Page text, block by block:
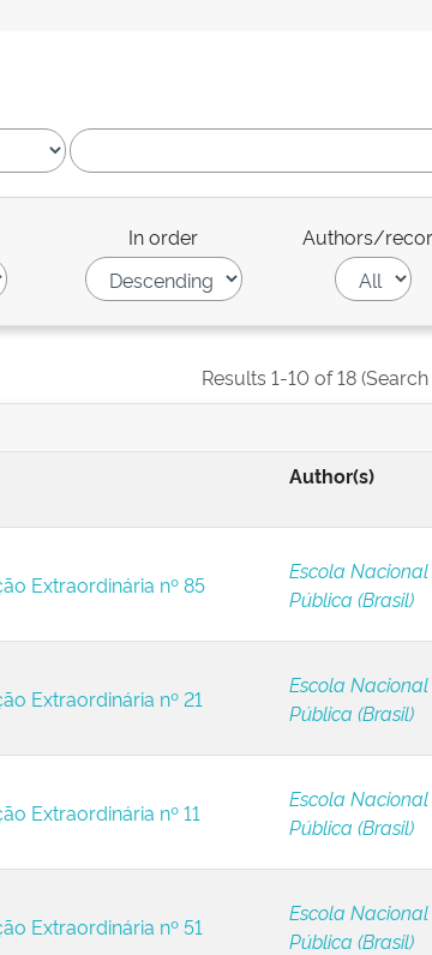
In order Authors/
Results 1-10 of 18
Author(s)
Extraordinária nº 85
Escola
Pública (Brasil)
Extraordinária nº 21
Escola
Pública (Brasil)
Extraordinária nº 11
Escola
Pública (Brasil)
Extraordinária nº 51
Escola
Pública (Brasil)